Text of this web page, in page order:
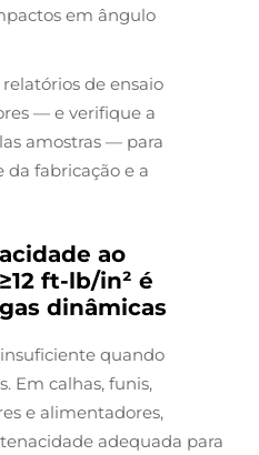
em ângulo
de ensaio
— e verifique a
amostras — para
fabricação e a
ao
ft-lb/in² é
dinâmicas
quando
Em calhas, funis,
e alimentadores,
adequada para